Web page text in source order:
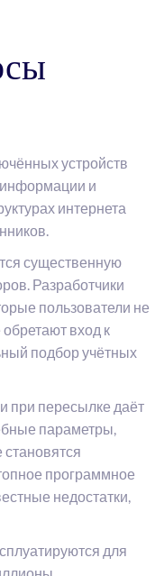
устройств
и
интернета
существенную
Разработчики
пользователи не
вход к
подбор учётных
при пересылке даёт
параметры,
программное
недостатки,
для